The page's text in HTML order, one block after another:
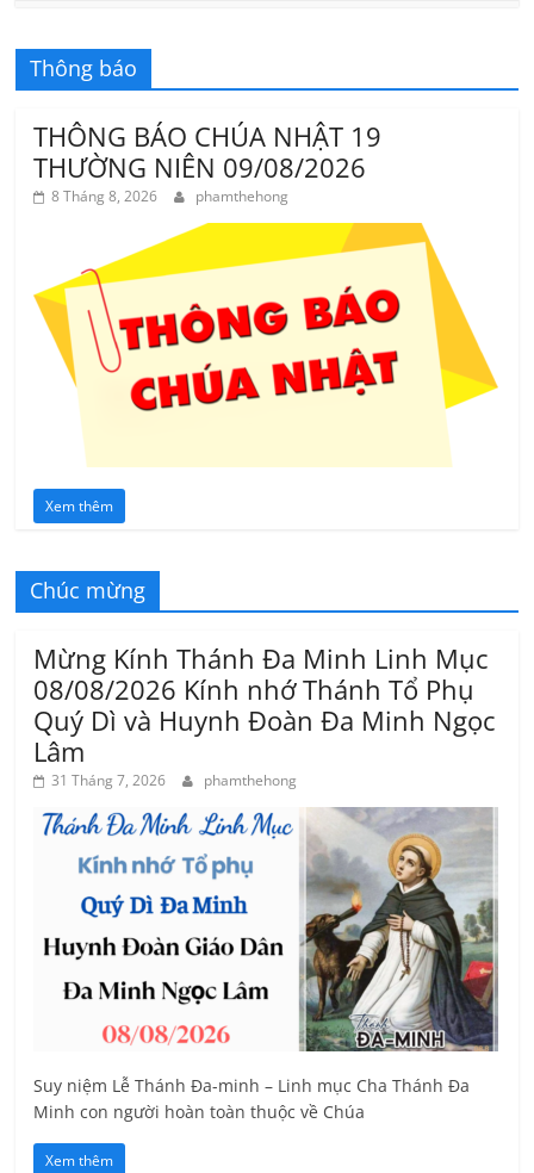
Thông báo
THÔNG BÁO CHÚA NHẬT 19
THƯỜNG NIÊN 09/08/2026
8 Tháng 8, 2026 phamthehong
Xem thêm
Chúc mừng
Mừng Kính Thánh Đa Minh Linh Mục
08/08/2026 Kính nhớ Thánh Tổ Phụ
Quý Dì và Huynh Đoàn Đa Minh Ngọc
Lâm
31 Tháng 7, 2026 phamthehong
Suy niệm Lễ Thánh Đa-minh – Linh mục Cha Thánh Đa
Minh con người hoàn toàn thuộc về Chúa
Xem thêm